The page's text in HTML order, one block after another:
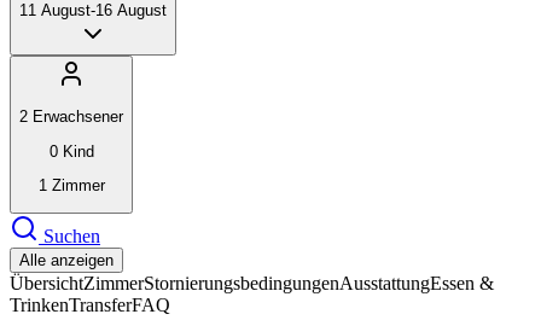
11 August-16 August
2 Erwachsener
0 Kind
1 Zimmer
Suchen
Alle anzeigen
ÜbersichtZimmerStornierungsbedingungenAusstattungEssen &
TrinkenTransferFAQ